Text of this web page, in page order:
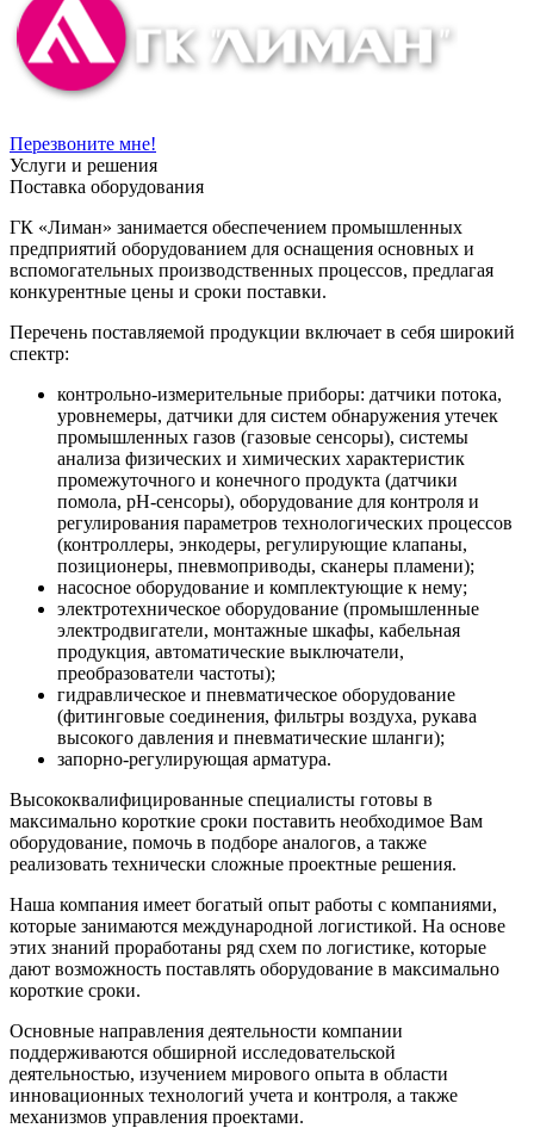
Перезвоните мне!
Услуги и решения
Поставка оборудования
ГК «Лиман» занимается обеспечением промышленных
предприятий оборудованием для оснащения основных и
вспомогательных производственных процессов, предлагая
конкурентные цены и сроки поставки.
Перечень поставляемой продукции включает в себя широкий
спектр:
контрольно-измерительные приборы: датчики потока,
уровнемеры, датчики для систем обнаружения утечек
промышленных газов (газовые сенсоры), системы
анализа физических и химических характеристик
промежуточного и конечного продукта (датчики
помола, pH-сенсоры), оборудование для контроля и
регулирования параметров технологических процессов
(контроллеры, энкодеры, регулирующие клапаны,
позиционеры, пневмоприводы, сканеры пламени);
насосное оборудование и комплектующие к нему;
электротехническое оборудование (промышленные
электродвигатели, монтажные шкафы, кабельная
продукция, автоматические выключатели,
преобразователи частоты);
гидравлическое и пневматическое оборудование
(фитинговые соединения, фильтры воздуха, рукава
высокого давления и пневматические шланги);
запорно-регулирующая арматура.
Высококвалифицированные специалисты готовы в
максимально короткие сроки поставить необходимое Вам
оборудование, помочь в подборе аналогов, а также
реализовать технически сложные проектные решения.
Наша компания имеет богатый опыт работы с компаниями,
которые занимаются международной логистикой. На основе
этих знаний проработаны ряд схем по логистике, которые
дают возможность поставлять оборудование в максимально
короткие сроки.
Основные направления деятельности компании
поддерживаются обширной исследовательской
деятельностью, изучением мирового опыта в области
инновационных технологий учета и контроля, а также
механизмов управления проектами.